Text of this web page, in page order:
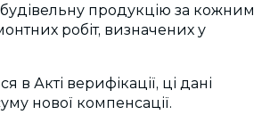
продукцію за кожним
робіт, визначених у
в Акті верифікації, ці дані
нової компенсації.